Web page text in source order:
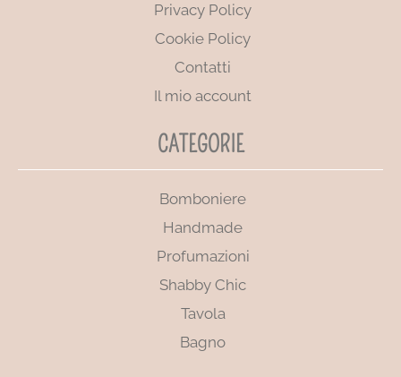
Privacy Policy
Cookie Policy
Contatti
Il mio account
CATEGORIE
Bomboniere
Handmade
Profumazioni
Shabby Chic
Tavola
Bagno